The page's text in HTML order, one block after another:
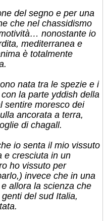
del segno e per una
che nel chassidismo
nonostante io
mediterranea e
è totalmente
nata tra le spezie e i
la parte yddish della
sentire moresco dei
ancorata a terra,
di chagall.
io senta il mio vissuto
e cresciuta in un
ho vissuto per
invece che in una
allora la scienza che
del sud Italia,